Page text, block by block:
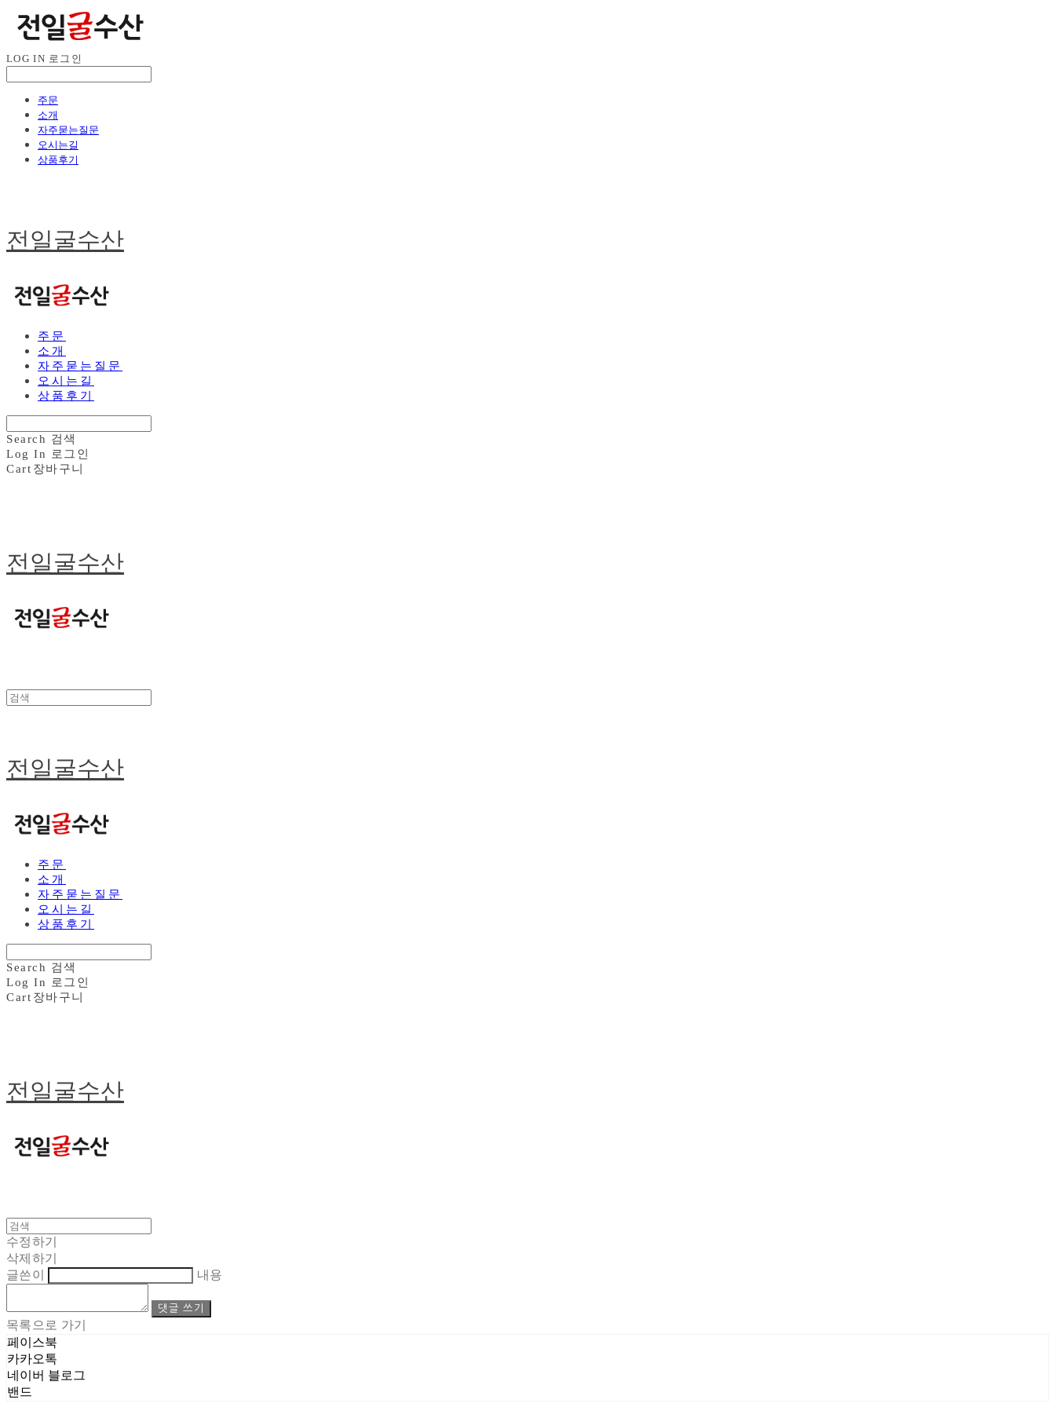
LOG IN 로그인
주문
소개
자주묻는질문
오시는길
상품후기
전일굴수산
주문
소개
자주묻는질문
오시는길
상품후기
Search 검색
Log In
로그인
Cart 장바구니
전일굴수산
전일굴수산
주문
소개
자주묻는질문
오시는길
상품후기
Search 검색
Log In
로그인
Cart 장바구니
전일굴수산
수정하기
삭제하기
글쓴이
내용
댓글 쓰기
목록으로 가기
페이스북
카카오톡
네이버 블로그
밴드